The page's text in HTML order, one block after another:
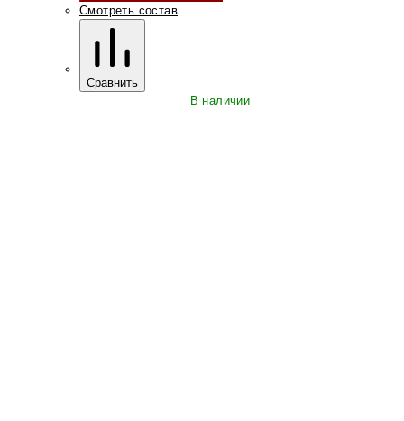
Смотреть состав
Сравнить
В наличии